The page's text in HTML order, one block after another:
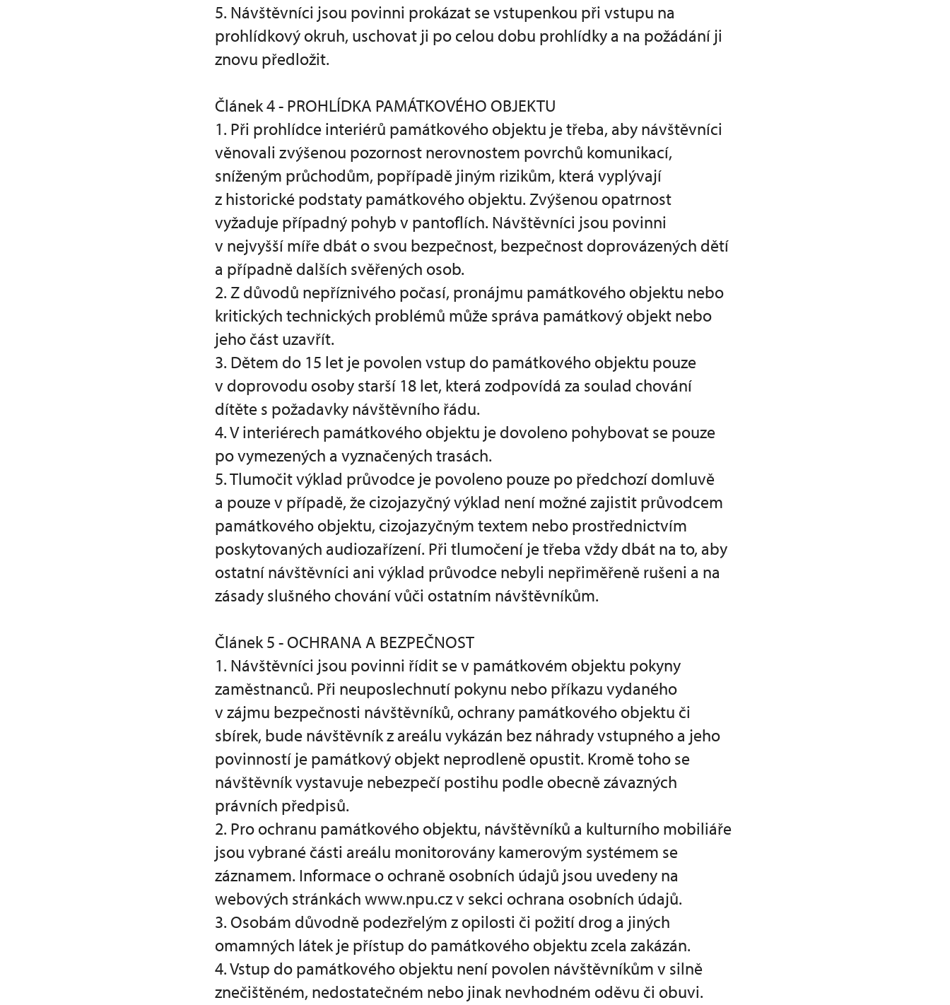
5. Návštěvníci jsou povinni prokázat se vstupenkou při vstupu na
prohlídkový okruh, uschovat ji po celou dobu prohlídky a na požádání ji
znovu předložit.
Článek 4 - PROHLÍDKA PAMÁTKOVÉHO OBJEKTU
1. Při prohlídce interiérů památkového objektu je třeba, aby návštěvníci
věnovali zvýšenou pozornost nerovnostem povrchů komunikací,
sníženým průchodům, popřípadě jiným rizikům, která vyplývají
z historické podstaty památkového objektu. Zvýšenou opatrnost
vyžaduje případný pohyb v pantoflích. Návštěvníci jsou povinni
v nejvyšší míře dbát o svou bezpečnost, bezpečnost doprovázených dětí
a případně dalších svěřených osob.
2. Z důvodů nepříznivého počasí, pronájmu památkového objektu nebo
kritických technických problémů může správa památkový objekt nebo
jeho část uzavřít.
3. Dětem do 15 let je povolen vstup do památkového objektu pouze
v doprovodu osoby starší 18 let, která zodpovídá za soulad chování
dítěte s požadavky návštěvního řádu.
4. V interiérech památkového objektu je dovoleno pohybovat se pouze
po vymezených a vyznačených trasách.
5. Tlumočit výklad průvodce je povoleno pouze po předchozí domluvě
a pouze v případě, že cizojazyčný výklad není možné zajistit průvodcem
památkového objektu, cizojazyčným textem nebo prostřednictvím
poskytovaných audiozařízení. Při tlumočení je třeba vždy dbát na to, aby
ostatní návštěvníci ani výklad průvodce nebyli nepřiměřeně rušeni a na
zásady slušného chování vůči ostatním návštěvníkům.
Článek 5 - OCHRANA A BEZPEČNOST
1. Návštěvníci jsou povinni řídit se v památkovém objektu pokyny
zaměstnanců. Při neuposlechnutí pokynu nebo příkazu vydaného
v zájmu bezpečnosti návštěvníků, ochrany památkového objektu či
sbírek, bude návštěvník z areálu vykázán bez náhrady vstupného a jeho
povinností je památkový objekt neprodleně opustit. Kromě toho se
návštěvník vystavuje nebezpečí postihu podle obecně závazných
právních předpisů.
2. Pro ochranu památkového objektu, návštěvníků a kulturního mobiliáře
jsou vybrané části areálu monitorovány kamerovým systémem se
záznamem. Informace o ochraně osobních údajů jsou uvedeny na
webových stránkách www.npu.cz v sekci ochrana osobních údajů.
3. Osobám důvodně podezřelým z opilosti či požití drog a jiných
omamných látek je přístup do památkového objektu zcela zakázán.
4. Vstup do památkového objektu není povolen návštěvníkům v silně
znečištěném, nedostatečném nebo jinak nevhodném oděvu či obuvi.